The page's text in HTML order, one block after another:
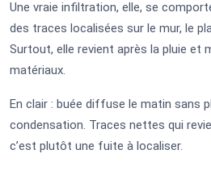
Une vraie infiltration, elle, se
des traces localisées sur le mur, le
Surtout, elle revient après la pluie et
matériaux.
En clair : buée diffuse le matin sans
condensation. Traces nettes qui
c’est plutôt une fuite à localiser.